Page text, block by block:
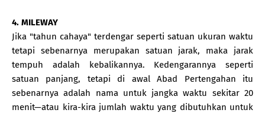
4. MILEWAY
Jika "tahun cahaya" terdengar seperti satuan ukuran waktu
tetapi sebenarnya merupakan satuan jarak, maka jarak
tempuh adalah kebalikannya. Kedengarannya seperti
satuan panjang, tetapi di awal Abad Pertengahan itu
sebenarnya adalah nama untuk jangka waktu sekitar 20
menit—atau kira-kira jumlah waktu yang dibutuhkan untuk